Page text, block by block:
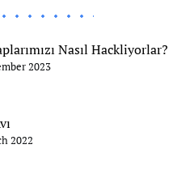
Nasıl Hackliyorlar?
2023
2022